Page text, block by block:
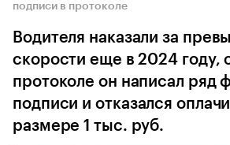
подписи в протоколе
Водителя наказали за
скорости еще в 2024 году,
протоколе он написал ряд
подписи и отказался
размере 1 тыс. руб.